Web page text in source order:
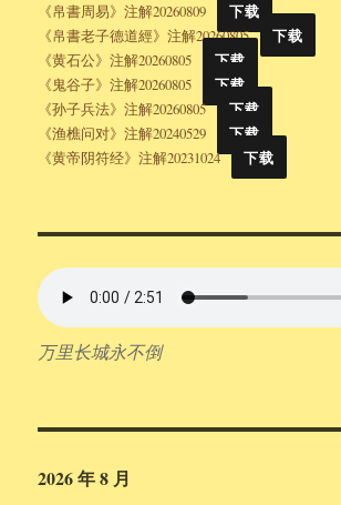
《帛書周易》注解20260809
下载
《帛書老子德道經》注解20260805
下载
《黄石公》注解20260805
下载
《鬼谷子》注解20260805
下载
《孙子兵法》注解20260805
下载
《渔樵问对》注解20240529
下载
《黄帝阴符经》注解20231024
下载
万里长城永不倒
2026 年 8 月